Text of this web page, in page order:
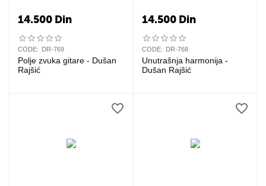
14.500 Din
CODE: DR-769
Polje zvuka gitare - Dušan
Rajšić
14.500 Din
CODE: DR-768
Unutrašnja harmonija -
Dušan Rajšić